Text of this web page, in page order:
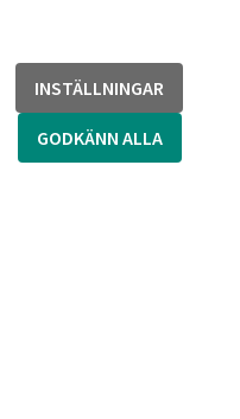
INSTÄLLNINGAR
GODKÄNN ALLA